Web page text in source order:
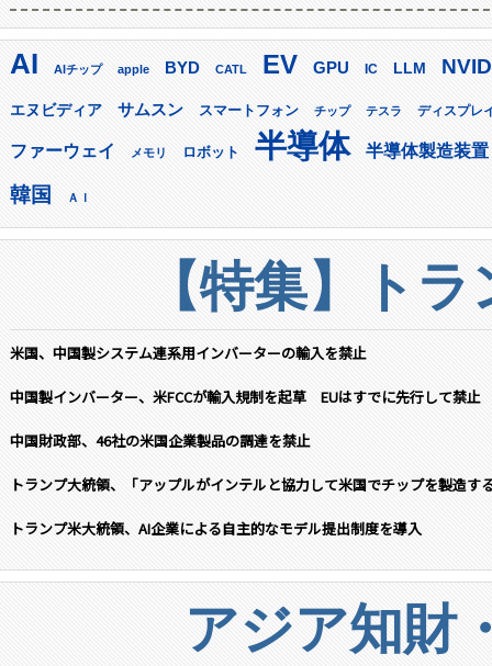
AI AIチップ apple BYD CATL EV GPU IC LLM
エヌビディア サムスン スマートフォン チップ テスラ ディスプレ
ファーウェイ メモリ ロボット 半導体 半導体製造装置
韓国 ＡＩ
【特集】ト
米国、中国製システム連系用インバーターの輸入を禁止
中国製インバーター、米FCCが輸入規制を起草 EUはすでに先行して禁止
中国財政部、46社の米国企業製品の調達を禁止
トランプ大統領、「アップルがインテルと協力して米国でチップを製造す
トランプ米大統領、AI企業による自主的なモデル提出制度を導入
アジア知財